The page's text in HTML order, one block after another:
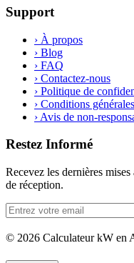
Support
› À propos
› Blog
› FAQ
› Contactez-nous
› Politique de
› Conditions générales
› Avis de non-
Restez Informé
Recevez les dernières
de réception.
© 2026 Calculateur kW en